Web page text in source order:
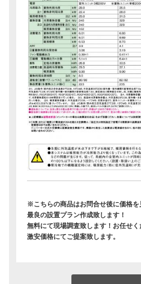
※こちらの商品はお問合せ後に価格を
最良の設置プラン作成致します！
無料にて現場調査致します！お任せく
激安価格にてご提案致します。